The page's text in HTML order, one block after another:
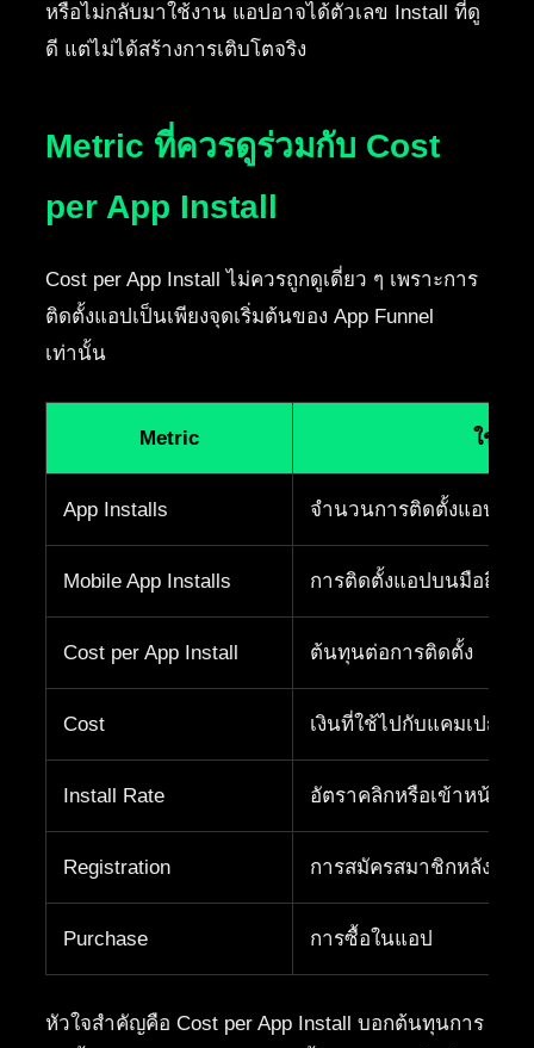
หรือไม่กลับมาใช้งาน แอปอาจได้ตัวเลข Install ที่ดู
ดี แต่ไม่ได้สร้างการเติบโตจริง
Metric ที่ควรดูร่วมกับ Cost
per App Install
Cost per App Install ไม่ควรถูกดูเดี่ยว ๆ เพราะการ
ติดตั้งแอปเป็นเพียงจุดเริ่มต้นของ App Funnel
เท่านั้น
Metric ใช้ดูอ
App Installs จำนวนการติดตั้งแอป
Mobile App Installs การติดตั้งแอปบนมือถือ
Cost per App Install ต้นทุนต่อการติดตั้ง
Cost เงินที่ใช้ไปกับแคมเปญ
Install Rate อัตราคลิกหรือเข้าหน้า
Registration การสมัครสมาชิกหลังติดตั้
Purchase การซื้อในแอป
หัวใจสำคัญคือ Cost per App Install บอกต้นทุนการ